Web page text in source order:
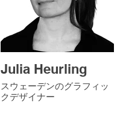
Julia Heurling
スウェーデンのグラフィッ
クデザイナー